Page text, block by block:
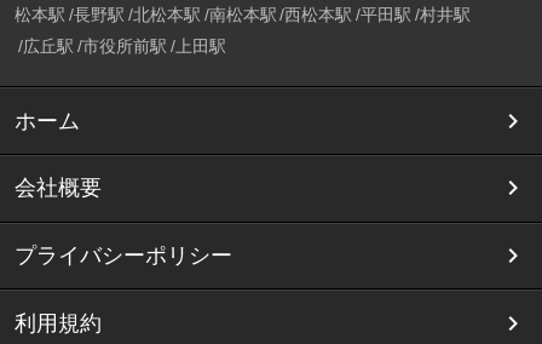
松本駅 長野駅 北松本駅 南松本駅 西松本駅 平田駅 村井駅
広丘駅 市役所前駅 上田駅
ホーム
会社概要
プライバシーポリシー
利用規約